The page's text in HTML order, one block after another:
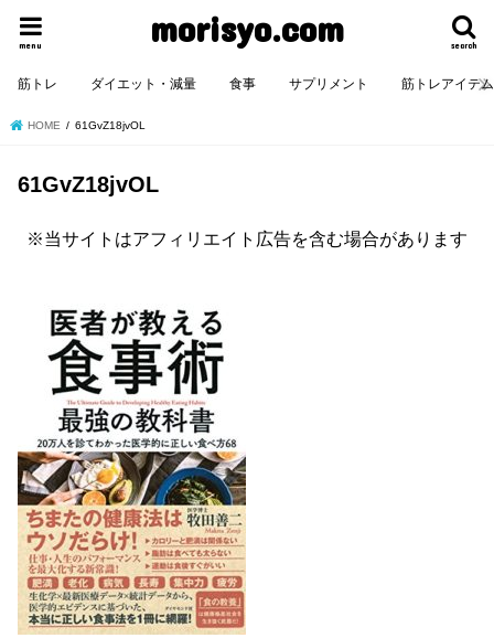
morisyo.com search
menu
筋トレ ダイエット・減量 食事 サプリメント 筋トレアイテム
HOME 61GvZ18jvOL
61GvZ18jvOL
※当サイトはアフィリエイト広告を含む場合があります